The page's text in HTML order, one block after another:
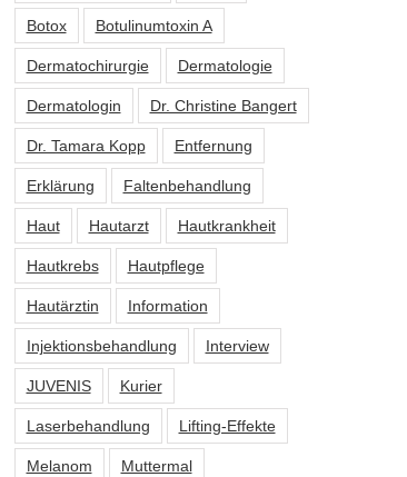
Botox Botulinumtoxin A
Dermatochirurgie Dermatologie
Dermatologin Dr. Christine Bangert
Dr. Tamara Kopp Entfernung
Erklärung Faltenbehandlung
Haut Hautarzt Hautkrankheit
Hautkrebs Hautpflege
Hautärztin Information
Injektionsbehandlung Interview
JUVENIS Kurier
Laserbehandlung Lifting-Effekte
Melanom Muttermal